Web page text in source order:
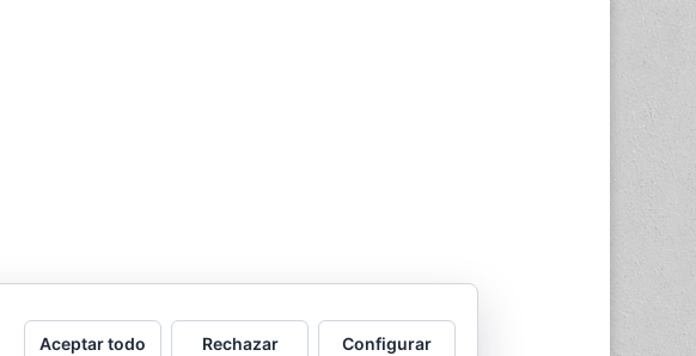
Aceptar todo Rechazar Configurar